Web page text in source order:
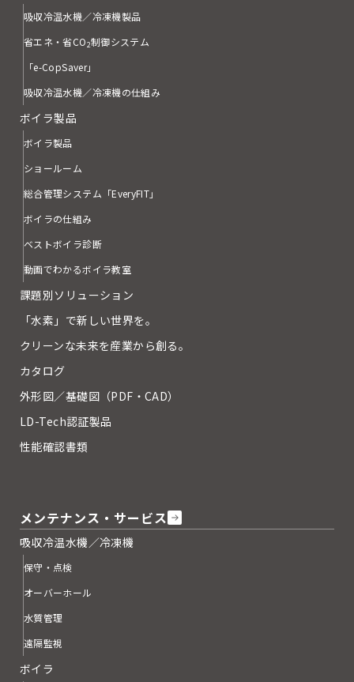
吸収冷温水機／冷凍機製品
省エネ・省CO2制御システム
「e-CopSaver」
吸収冷温水機／冷凍機の仕組み
ボイラ製品
ボイラ製品
ショールーム
総合管理システム「EveryFIT」
ボイラの仕組み
ベストボイラ診断
動画でわかるボイラ教室
課題別ソリューション
「水素」で新しい世界を。
クリーンな未来を産業から創る。
カタログ
外形図／基礎図（PDF・CAD）
LD-Tech認証製品
性能確認書類
メンテナンス・サービス
吸収冷温水機／冷凍機
保守・点検
オーバーホール
水質管理
遠隔監視
ボイラ